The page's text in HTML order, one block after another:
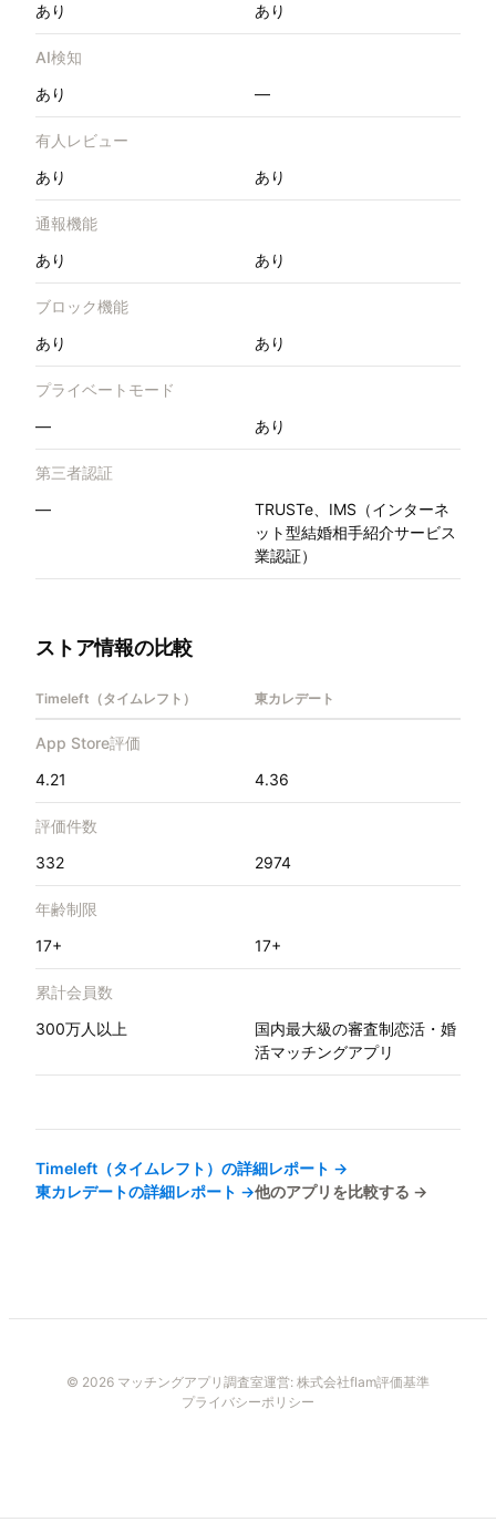
あり
あり
AI検知
あり
—
有人レビュー
あり
あり
通報機能
あり
あり
ブロック機能
あり
あり
プライベートモード
—
あり
第三者認証
—
TRUSTe、IMS（インターネ
ット型結婚相手紹介サービス
業認証）
ストア情報の比較
Timeleft（タイムレフト） 東カレデート
App Store評価
4.21
4.36
評価件数
332
2974
年齢制限
17+
17+
累計会員数
300万人以上
国内最大級の審査制恋活・婚
活マッチングアプリ
Timeleft（タイムレフト） の詳細レポート →
東カレデートの詳細レポート →他のアプリを比較する →
© 2026 マッチングアプリ調査室運営: 株式会社flam評価基準
プライバシーポリシー